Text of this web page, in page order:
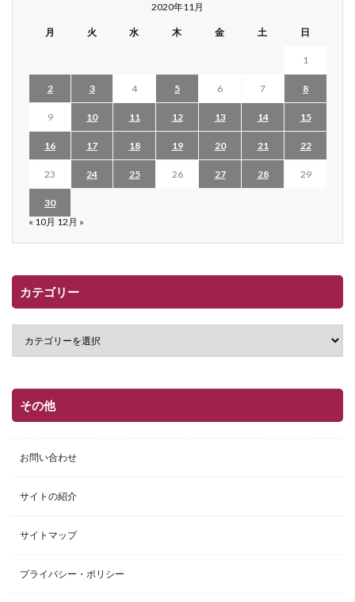
2020年11月
月 火 水 木 金 土 日
1
2 3 4 5 6 7 8
9 10 11 12 13 14 15
16 17 18 19 20 21 22
23 24 25 26 27 28 29
30
« 10月 12月 »
カテゴリー
その他
お問い合わせ
サイトの紹介
サイトマップ
プライバシー・ポリシー